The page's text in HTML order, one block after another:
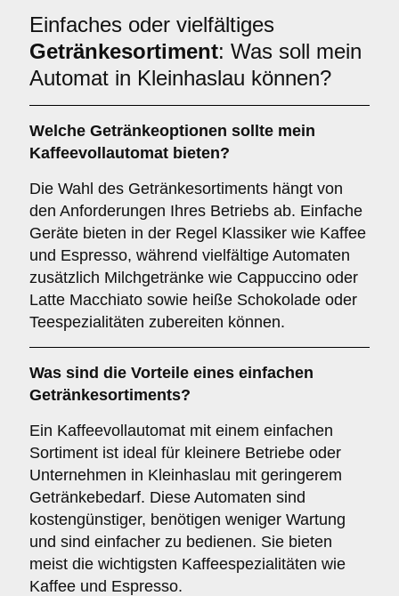
Einfaches oder vielfältiges
Getränkesortiment: Was soll mein
Automat in Kleinhaslau können?
Welche Getränkeoptionen sollte mein
Kaffeevollautomat bieten?
Die Wahl des Getränkesortiments hängt von
den Anforderungen Ihres Betriebs ab. Einfache
Geräte bieten in der Regel Klassiker wie Kaffee
und Espresso, während vielfältige Automaten
zusätzlich Milchgetränke wie Cappuccino oder
Latte Macchiato sowie heiße Schokolade oder
Teespezialitäten zubereiten können.
Was sind die Vorteile eines einfachen
Getränkesortiments?
Ein Kaffeevollautomat mit einem einfachen
Sortiment ist ideal für kleinere Betriebe oder
Unternehmen in Kleinhaslau mit geringerem
Getränkebedarf. Diese Automaten sind
kostengünstiger, benötigen weniger Wartung
und sind einfacher zu bedienen. Sie bieten
meist die wichtigsten Kaffeespezialitäten wie
Kaffee und Espresso.